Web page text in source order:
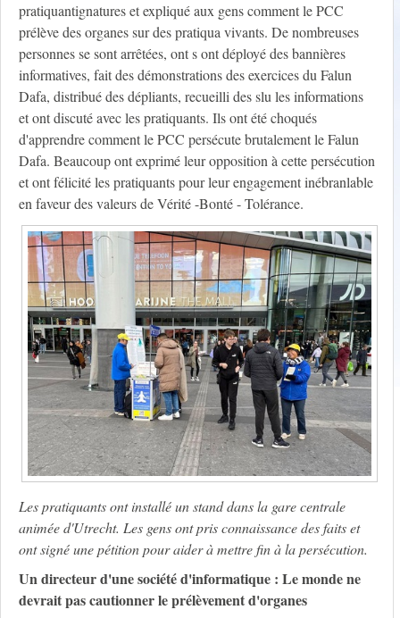
pratiquantignatures et expliqué aux gens comment le PCC
prélève des organes sur des pratiqua vivants. De nombreuses
personnes se sont arrêtées, ont s ont déployé des bannières
informatives, fait des démonstrations des exercices du Falun
Dafa, distribué des dépliants, recueilli des slu les informations
et ont discuté avec les pratiquants. Ils ont été choqués
d'apprendre comment le PCC persécute brutalement le Falun
Dafa. Beaucoup ont exprimé leur opposition à cette persécution
et ont félicité les pratiquants pour leur engagement inébranlable
en faveur des valeurs de Vérité -Bonté - Tolérance.
Les pratiquants ont installé un stand dans la gare centrale
animée d'Utrecht. Les gens ont pris connaissance des faits et
ont signé une pétition pour aider à mettre fin à la persécution.
Un directeur d'une société d'informatique : Le monde ne
devrait pascautionner le prélèvement d'organes